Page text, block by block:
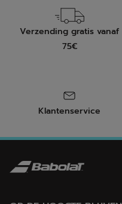
Verzending gratis vanaf
75€
Klantenservice